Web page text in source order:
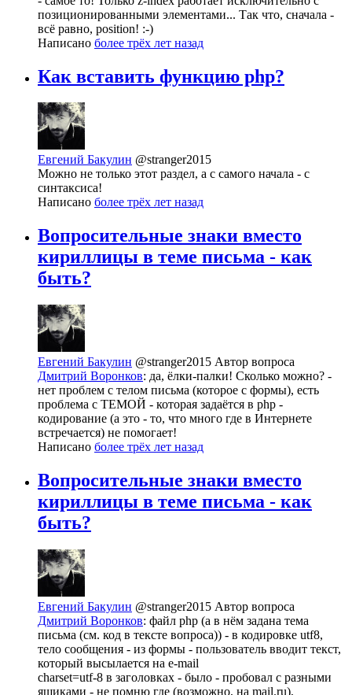
позиционированными элементами... Так что, сначала -
всё равно, position! :-)
Написано более трёх лет назад
Как вставить функцию php?
Евгений Бакулин @stranger2015
Можно не только этот раздел, а с самого начала - с
синтаксиса!
Написано более трёх лет назад
Вопросительные знаки вместо
кириллицы в теме письма - как
быть?
Евгений Бакулин @stranger2015 Автор вопроса
Дмитрий Воронков: да, ёлки-палки! Сколько можно? -
нет проблем с телом письма (которое с формы), есть
проблема с ТЕМОЙ - которая задаётся в php -
кодирование (а это - то, что много где в Интернете
встречается) не помогает!
Написано более трёх лет назад
Вопросительные знаки вместо
кириллицы в теме письма - как
быть?
Евгений Бакулин @stranger2015 Автор вопроса
Дмитрий Воронков: файл php (а в нём задана тема
письма (см. код в тексте вопроса)) - в кодировке utf8,
тело сообщения - из формы - пользователь вводит текст,
который высылается на e-mail
charset=utf-8 в заголовках - было - пробовал с разными
ящиками - не помню где (возможно, на mail.ru),